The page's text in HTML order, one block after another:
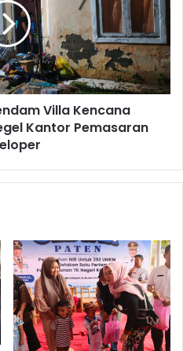
Villa Kencana
Kantor Pemasaran